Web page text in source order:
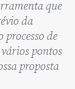
que
da
de
pontos
proposta